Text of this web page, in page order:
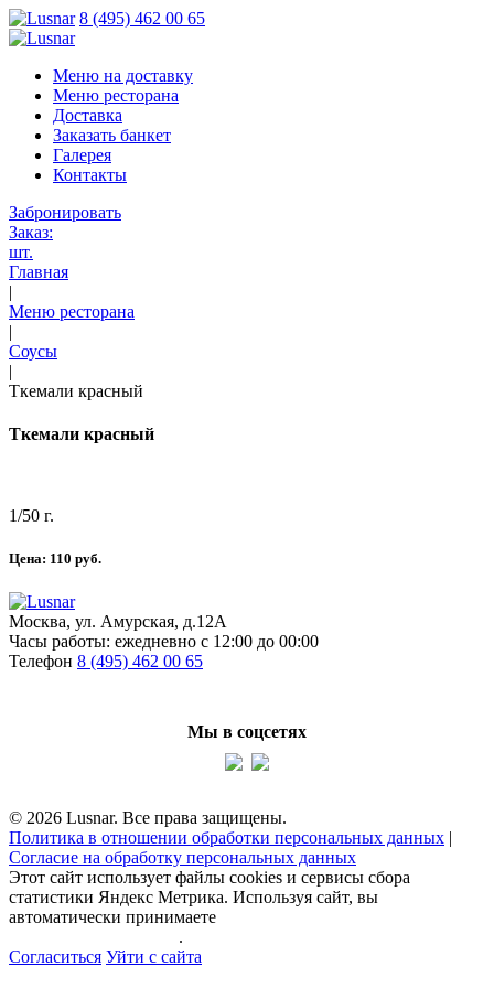
8 (495) 462 00 65
Меню на доставку
Меню ресторана
Доставка
Заказать банкет
Галерея
Контакты
Забронировать
Заказ:
шт.
Главная
|
Меню ресторана
|
Соусы
|
Ткемали красный
Ткемали красный
1/50 г.
Цена: 110 руб.
Москва, ул. Амурская, д.12А
Часы работы: ежедневно с 12:00 до 00:00
Телефон 8 (495) 462 00 65
Мы в соцсетях
© 2026 Lusnar. Все права защищены.
Политика в отношении обработки персональных данных |
Согласие на обработку персональных данных
Этот сайт использует файлы cookies и сервисы сбора
статистики Яндекс Метрика. Используя сайт, вы
автоматически принимаете
.
Согласиться Уйти с сайта